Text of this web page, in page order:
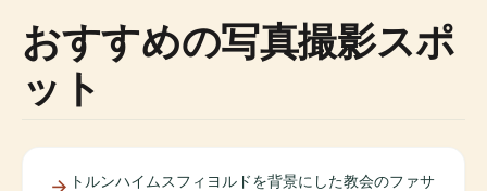
おすすめの写真撮影スポ
ット
トルンハイムスフィヨルドを背景にした教会のファサ